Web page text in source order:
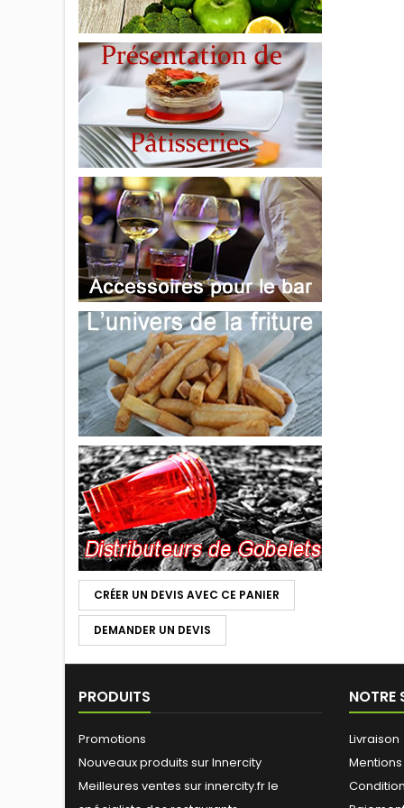
CRÉER UN DEVIS AVEC CE PANIER
DEMANDER UN DEVIS
PRODUITS
Promotions
Nouveaux produits sur Innercity
Meilleures ventes sur innercity.fr le
NOTRE
Livraison